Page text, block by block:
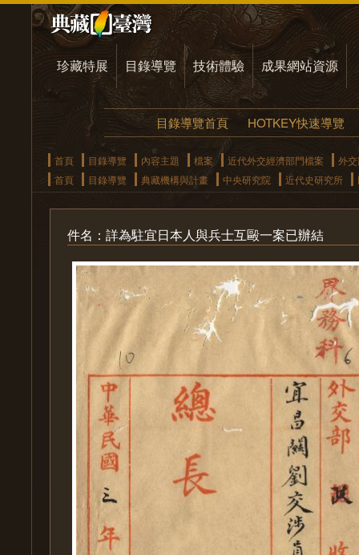
珍藏特展 目錄導覽 技術體驗 成果網站資源
目錄導覽首頁 HOTKEY快速導覽
首頁 目錄導覽 內容主題 檔案 近代外交經濟部門檔案
外
首頁
目錄導覽 典藏機構與計畫 中央研究院 近代史研究所
件名：詳為駐宜日本人與兵士互毆一案已辦結